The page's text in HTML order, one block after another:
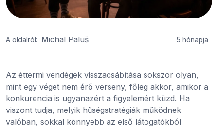
A oldalról: Michal Paluš 5 hónapja
Az éttermi vendégek visszacsábítása sokszor olyan,
mint egy véget nem érő verseny, főleg akkor, amikor a
konkurencia is ugyanazért a figyelemért küzd. Ha
viszont tudja, melyik hűségstratégiák működnek
valóban, sokkal könnyebb az első látogatókból